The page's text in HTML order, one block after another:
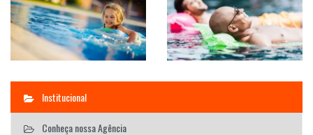
Institucional
Conheça nossa Agência